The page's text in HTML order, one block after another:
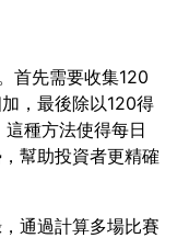
首先需要收集120
，最後除以120得
種方法使得每日
幫助投資者更精確
通過計算多場比賽